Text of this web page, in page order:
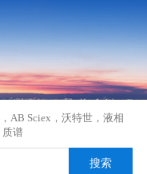
， AB Sciex ， 沃特世， 液相
质谱